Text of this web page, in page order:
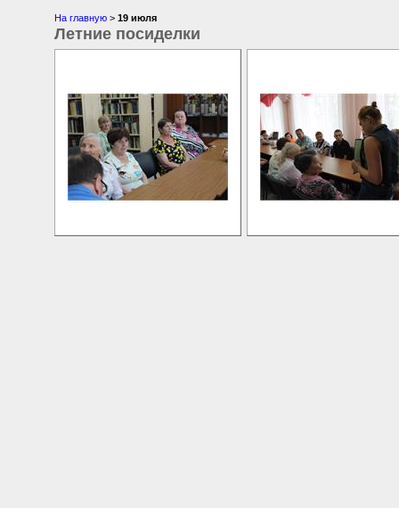
На главную > 19 июля
Летние посиделки